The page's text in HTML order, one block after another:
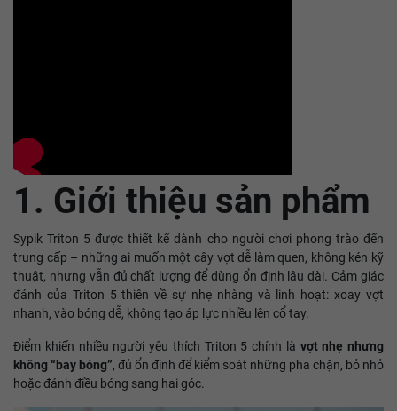
1. Giới thiệu sản phẩm
Sypik Triton 5 được thiết kế dành cho người chơi phong trào đến
trung cấp – những ai muốn một cây vợt dễ làm quen, không kén kỹ
thuật, nhưng vẫn đủ chất lượng để dùng ổn định lâu dài. Cảm giác
đánh của Triton 5 thiên về sự nhẹ nhàng và linh hoạt: xoay vợt
nhanh, vào bóng dễ, không tạo áp lực nhiều lên cổ tay.
Điểm khiến nhiều người yêu thích Triton 5 chính là vợt nhẹ nhưng
không “bay bóng”, đủ ổn định để kiểm soát những pha chặn, bỏ nhỏ
hoặc đánh điều bóng sang hai góc.